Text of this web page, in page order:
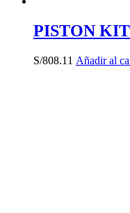
PISTON
S/808.11 Añadir al